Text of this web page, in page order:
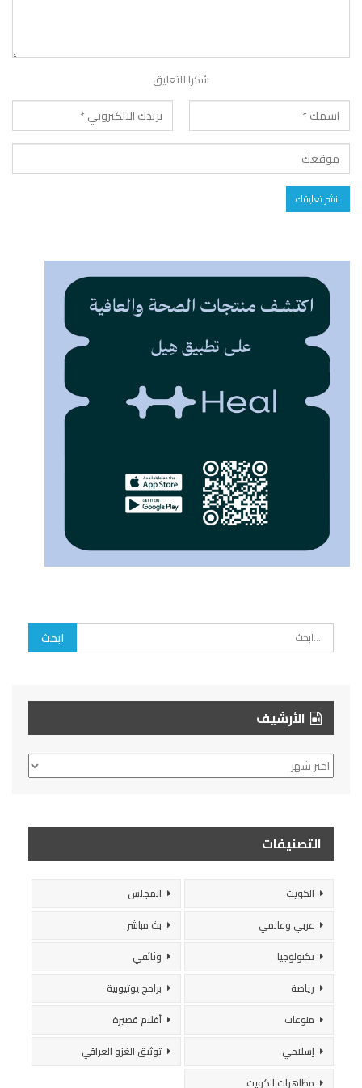
شكرا للتعليق
الأرشيف
الأرشيف
التصنيفات
الكويت
المجلس
عربي وعالمي
بث مباشر
تكنولوجيا
وثائقي
رياضة
برامج يوتيوبية
منوعات
أفلام قصيرة
إسلامي
توثيق الغزو العراقي
مظاهرات الكويت